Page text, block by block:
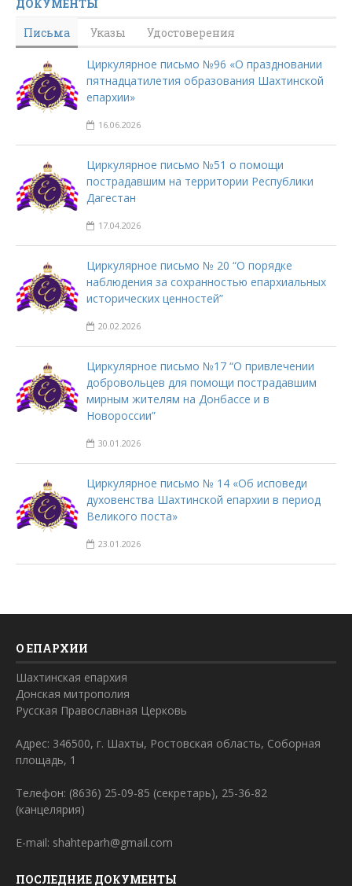
ДОКУМЕНТЫ
Письма
Указы Удостоверения
Циркулярное письмо №96 «О праздновании
пятнадцатилетия образования Шахтинской
епархии»
16.06.2026
Циркулярное письмо №51 о помощи
пострадавшим на территории Республики
Дагестан
17.04.2026
Циркулярное письмо № 20 “О порядке
наблюдения за сохранностью епархиальных
исторических ценностей”
20.02.2026
Циркулярное письмо №17 “О привлечении
добровольцев для помощи пострадавшим
мирным жителям на Донбассе и в
Новороссии”
30.01.2026
Циркулярное письмо № 14 «Об исповеди
духовенства Шахтинской епархии в период
Великого поста»
23.01.2026
О ЕПАРХИИ
Шахтинская епархия
Донская митрополия
Русская Православная Церковь
Адрес: 346500, г. Шахты, Ростовская область, Соборная
площадь, 1
Телефон: (8636) 25-09-85 (секретарь), 25-36-82
(канцелярия)
E-mail: shahteparh@gmail.com
ПОСЛЕДНИЕ ДОКУМЕНТЫ